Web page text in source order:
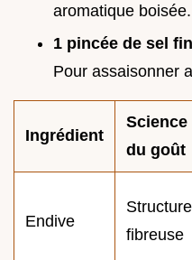
aromatique boisée.
1 pincée de sel
Pour assaisonner
Ingrédient
Science
du goût
Endive
Structure
fibreuse